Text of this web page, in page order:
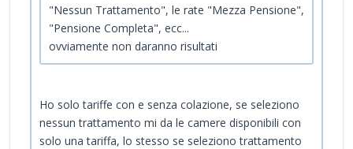
"Nessun Trattamento", le rate "Mezza Pensione",
"Pensione Completa", ecc...
ovviamente non daranno risultati
Ho solo tariffe con e senza colazione, se seleziono
nessun trattamento mi da le camere disponibili con
solo una tariffa, lo stesso se seleziono trattamento